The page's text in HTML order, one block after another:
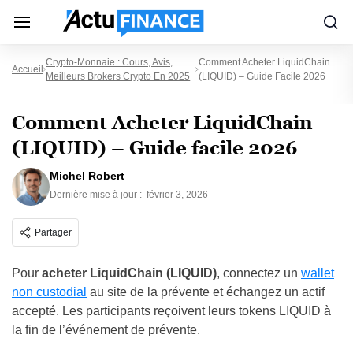
Accueil
Crypto-Monnaie : Cours, Avis,
Meilleurs Brokers Crypto En 2025
Comment Acheter LiquidChain
(LIQUID) – Guide Facile 2026
Comment Acheter LiquidChain
(LIQUID) – Guide facile 2026
Michel Robert
Dernière mise à jour : février 3, 2026
Partager
Pour acheter LiquidChain (LIQUID), connectez un wallet
non custodial au site de la prévente et échangez un actif
accepté. Les participants reçoivent leurs tokens LIQUID à
la fin de l’événement de prévente.